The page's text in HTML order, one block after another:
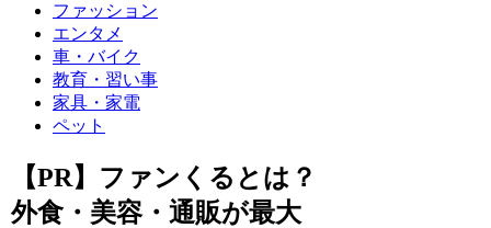
ファッション
エンタメ
車・バイク
教育・習い事
家具・家電
ペット
【PR】ファンくるとは？
外食・美容・通販が最大